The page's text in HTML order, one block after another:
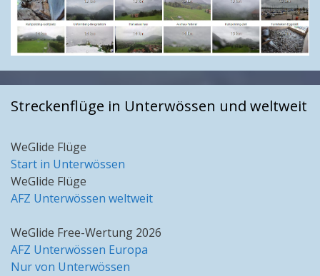
Streckenflüge in Unterwössen und weltweit
WeGlide Flüge
Start in Unterwössen
WeGlide Flüge
AFZ Unterwössen weltweit
WeGlide Free-Wertung 2026
AFZ Unterwössen Europa
Nur von Unterwössen